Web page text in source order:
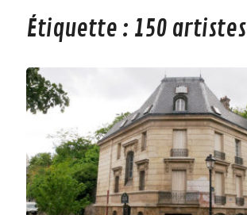
Étiquette : 150 artistes